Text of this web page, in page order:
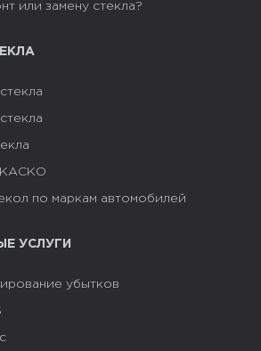
16:00
Map
Франковск, Угорники, ул
16:00
или замену стекла?
КАСКО
по маркам автомобилей
УСЛУГИ
убытков